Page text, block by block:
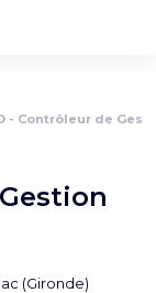
- Contrôleur de
(Gironde)